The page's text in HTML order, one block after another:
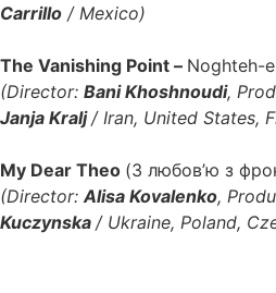
Carrillo / Mexico)
The Vanishing Point – Noghteh-
(Director: Bani Khoshnoudi,
Janja Kralj/ Iran, United States,
My Dear Theo (З любов’ю з
(Director: Alisa Kovalenko,
Kuczynska / Ukraine, Poland,